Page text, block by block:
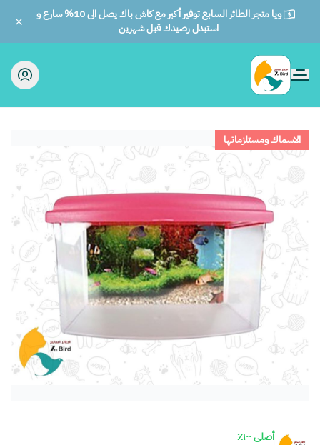
ويا متجر الطائر السابع توفير أكبر مع كاش باك يصل الى 10% سارع و
استبدل رصيدك قبل شهرين
الطائر السابع للحيوانات
الاسماك ومستلزماتها
أصلى ١٠٠٪